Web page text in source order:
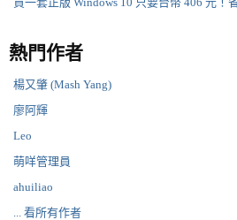
熱門作者
楊又肇 (Mash Yang)
廖阿輝
Leo
萌咩管理員
ahuiliao
... 看所有作者